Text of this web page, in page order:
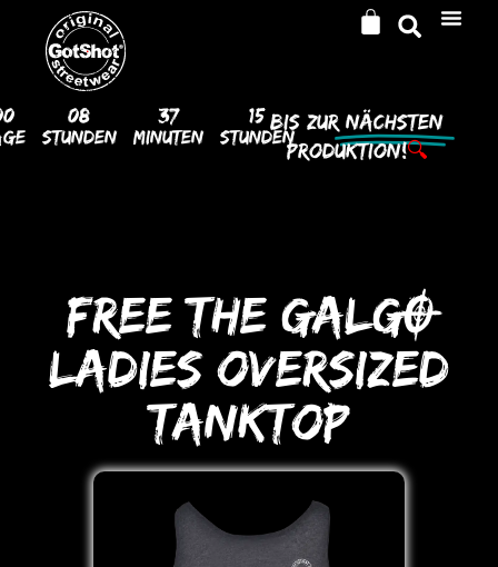
08
Stunden
37
Minuten
15
Stunden
Bis ZurNächsten
Produktion!🔍
FREE THE GALGO
LADIES oVERSIZED
TANKToP